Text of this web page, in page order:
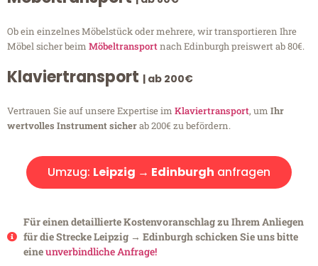
Ob ein einzelnes Möbelstück oder mehrere, wir transportieren Ihre
Möbel sicher beim Möbeltransportnach Edinburgh preiswert ab 80€.
Klaviertransport | ab 200€
Vertrauen Sie auf unsere Expertise im Klaviertransport, um Ihr
wertvolles Instrument sicherab 200€ zu befördern.
Umzug: Leipzig → Edinburgh anfragen
Für einen detaillierte Kostenvoranschlag zu Ihrem Anliegen
für die Strecke Leipzig → Edinburgh schicken Sie uns bitte
eineunverbindliche Anfrage!